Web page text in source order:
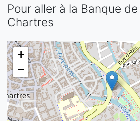
Pour aller à la Banque
Chartres
+
−